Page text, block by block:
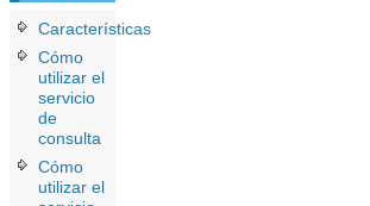
Características
Cómo
utilizar el
servicio
de
consulta
Cómo
utilizar el